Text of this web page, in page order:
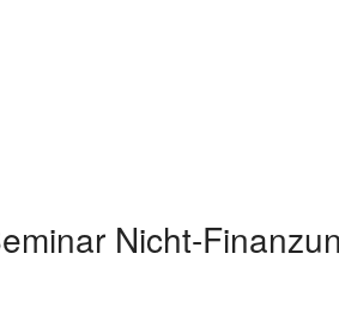
Nicht-